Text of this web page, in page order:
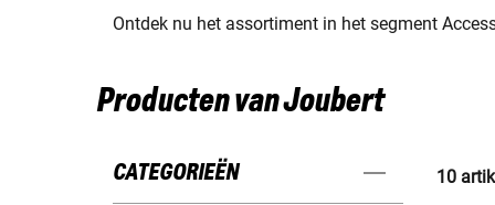
Ontdek nu het assortiment in het segment
Producten van Joubert
CATEGORIEËN 10